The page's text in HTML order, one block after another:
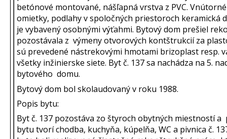
betónové montované, nášľapná vrstva z PVC.
omietky, podlahy v spoločných priestoroch keramická
je vybavený osobnými výťahmi. Bytový dom prešiel
pozostávala z výmeny otvorových kontštrukcií za
sú prevedené nástrekovými hmotami brizoplast resp.
všetky inžinierske siete. Byt č. 137 sa nachádza na 5.
bytového domu.
Bytový dom bol skolaudovaný v roku 1988.
Popis bytu:
Byt č. 137 pozostáva zo štyroch obytných miestností
bytu tvorí chodba, kuchyňa, kúpelňa, WC a pivnica č.